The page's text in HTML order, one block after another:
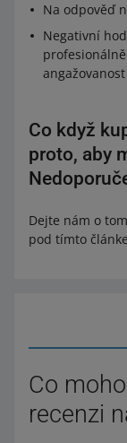
Na odpověď
Negativní
Co když
proto, aby
Dejte nám o
pod tímto
Co
recenzi